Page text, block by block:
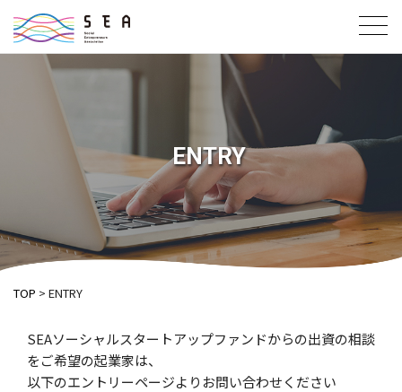
ENTRY
TOP ENTRY
SEAソーシャルスタートアップファンドからの​出資の​相談
を​ご希望の​起業家は、​
以下の​エントリーページより​お問い​合わせください​